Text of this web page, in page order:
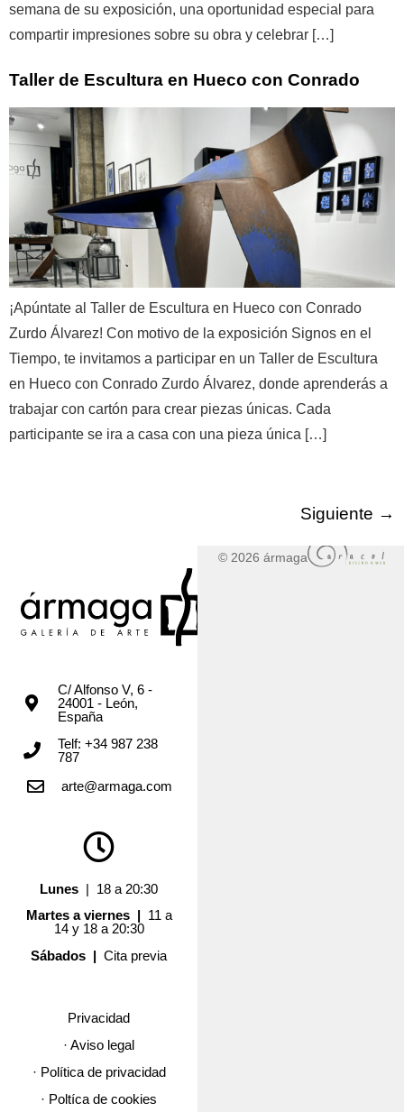
semana de su exposición, una oportunidad especial para
compartir impresiones sobre su obra y celebrar […]
Taller de Escultura en Hueco con Conrado
¡Apúntate al Taller de Escultura en Hueco con Conrado
Zurdo Álvarez! Con motivo de la exposición Signos en el
Tiempo, te invitamos a participar en un Taller de Escultura
en Hueco con Conrado Zurdo Álvarez, donde aprenderás a
trabajar con cartón para crear piezas únicas. Cada
participante se ira a casa con una pieza única […]
Siguiente →
C/ Alfonso V, 6 -
24001 - León,
España
Telf: +34 987 238
787
arte@armaga.com
Lunes | 18 a 20:30
Martes a viernes | 11 a
14 y 18 a 20:30
Sábados |Cita previa
Privacidad
· Aviso legal
· Política de privacidad
· Poltíca de cookies
© 2026 ármaga